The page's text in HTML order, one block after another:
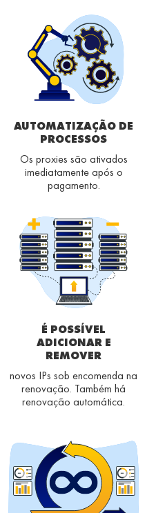
AUTOMATIZAÇÃO DE
PROCESSOS
Os proxies são ativados
imediatamente após o
pagamento.
É POSSÍVEL
ADICIONAR E
REMOVER
novos IPs sob encomenda na
renovação. Também há
renovação automática.